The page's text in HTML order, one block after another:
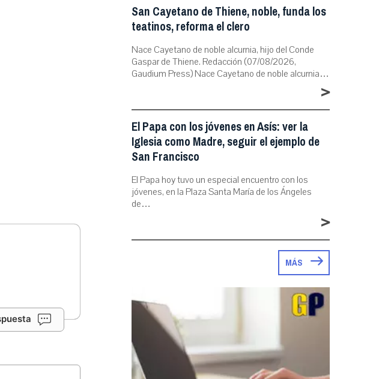
San Cayetano de Thiene, noble, funda los
teatinos, reforma el clero
Nace Cayetano de noble alcurnia, hijo del Conde
Gaspar de Thiene. Redacción (07/08/2026,
Gaudium Press) Nace Cayetano de noble alcurnia…
>
El Papa con los jóvenes en Asís: ver la
Iglesia como Madre, seguir el ejemplo de
San Francisco
El Papa hoy tuvo un especial encuentro con los
jóvenes, en la Plaza Santa María de los Ángeles
de…
>
MÁS